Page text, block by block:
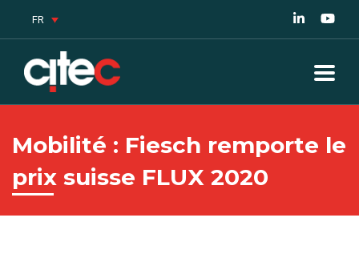
FR
Mobilité : Fiesch remporte le
prix suisse FLUX 2020